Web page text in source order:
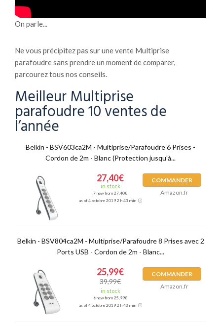
On parle...
Ne vous précipitez pas sur une vente Multiprise
parafoudre sans prendre un moment de comparer,
parcourez tous nos conseils.
Meilleur Multiprise
parafoudre 10 ventes de
l’année
Belkin - BSV603ca2M - Multiprise/Parafoudre 6 Prises -
Cordon de 2m - Blanc (Protection jusqu'à...
27,40€
in stock
7 new from 27,40€
as of 4 octobre 2019 2 h 43 min
COMMANDER
Amazon.fr
Belkin - BSV804ca2M - Multiprise/Parafoudre 8 Prises avec 2
Ports USB - Cordon de 2m - Blanc...
25,99€
39,99€
in stock
6 new from 25,99€
as of 4 octobre 2019 2 h 43 min
COMMANDER
Amazon.fr